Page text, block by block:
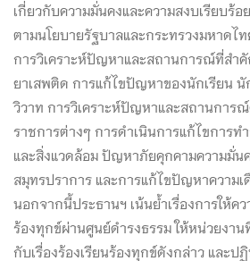
เกี่ยวกับความมั่นคงและความสงบเรียบร้
ตามนโยบายรัฐบาลและกระทรวงมหาดไ
การวิเคราะห์ปัญหาและสถานการณ์ที่สำ
ยาเสพติด การแก้ไขปัญหาของนักเรียน นั
วิวาท การวิเคราะห์ปัญหาและสถานการ
ราชการต่างๆ การดำเนินการแก้ไขการ
และสิ่งแวดล้อม ปัญหาภัยคุกคามความมั่น
สมุทรปราการ และการแก้ไขปัญหาความ
นอกจากนี้ประธานฯ เน้นย้ำเรื่องการให้ค
ร้องทุกข์ผ่านศูนย์ดำรงธรรม ให้หน่วยงา
กับเรื่องร้องเรียนร้องทุกข์ดังกล่าว และป